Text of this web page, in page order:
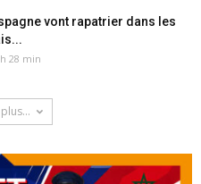
vont rapatrier dans les
28 min